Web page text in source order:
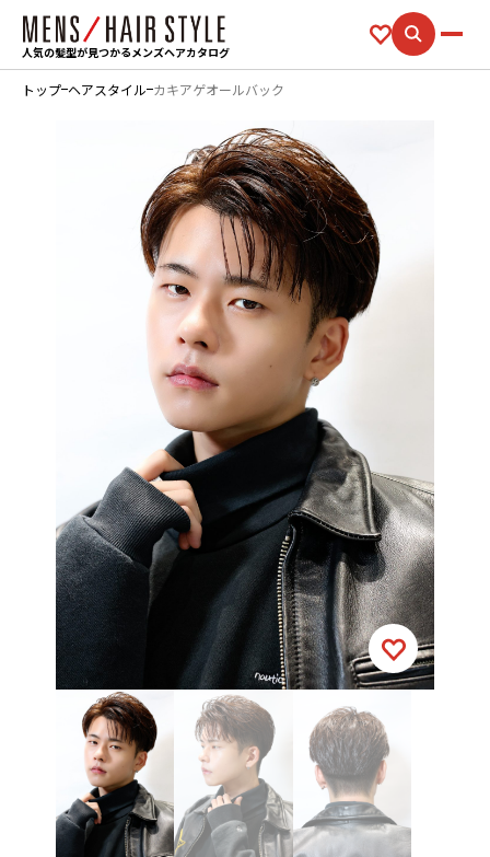
人気の髪型が見つかるメンズヘアカタログ
トップ ヘアスタイル カキアゲオールバック